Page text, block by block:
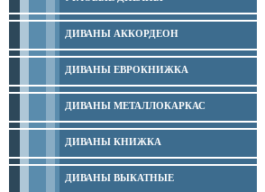
ДИВАНЫ АККОРДЕОН
ДИВАНЫ ЕВРОКНИЖКА
ДИВАНЫ МЕТАЛЛОКАРКАС
ДИВАНЫ КНИЖКА
ДИВАНЫ ВЫКАТНЫЕ